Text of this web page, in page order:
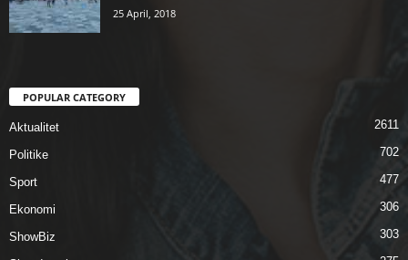
25 April, 2018
POPULAR CATEGORY
Aktualitet 2611
Politike 702
Sport 477
Ekonomi 306
ShowBiz 303